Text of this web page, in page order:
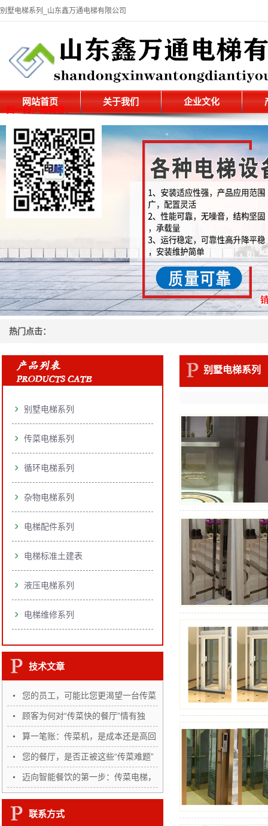
别墅电梯系列_山东鑫万通电梯有限公司
网站首页 关于我们 企业文化
热门点击：
别墅电梯系列
别墅电梯系列
传菜电梯系列
循环电梯系列
杂物电梯系列
电梯配件系列
电梯标准土建表
液压电梯系列
电梯维修系列
技术文章
您的员工，可能比您更渴望一台传菜
机
顾客为何对“传菜快的餐厅”情有独
钟？
算一笔账：传菜机，是成本还是高回
报…
您的餐厅，是否正被这些“传菜难题”
…
迈向智能餐饮的第一步：传菜电梯，
联系方式
扫一扫，加微信：